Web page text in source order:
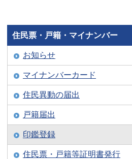
住民票・戸籍・マイナンバー
お知らせ
マイナンバーカード
住民異動の届出
戸籍届出
印鑑登録
住民票・戸籍等証明書発行